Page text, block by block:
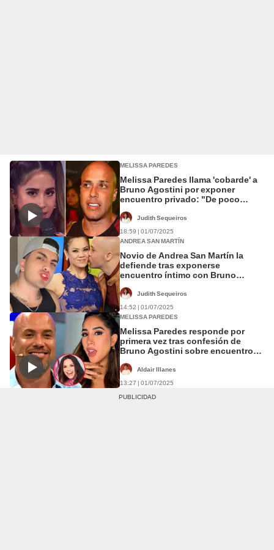
MELISSA PAREDES
Melissa Paredes llama 'cobarde' a
Bruno Agostini por exponer
encuentro privado: "De poco
Judith Sequeiros
18:59 | 01/07/2025
ANDREA SAN MARTÍN
Novio de Andrea San Martín la
defiende tras exponerse
encuentro íntimo con Bruno
que mejor le pareció"
Judith Sequeiros
14:52 | 01/07/2025
MELISSA PAREDES
Melissa Paredes responde por
primera vez tras confesión de
Bruno Agostini sobre encuentro
Aldair Illanes
13:27 | 01/07/2025